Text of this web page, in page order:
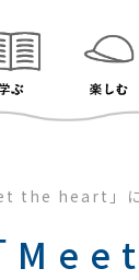
the heart」